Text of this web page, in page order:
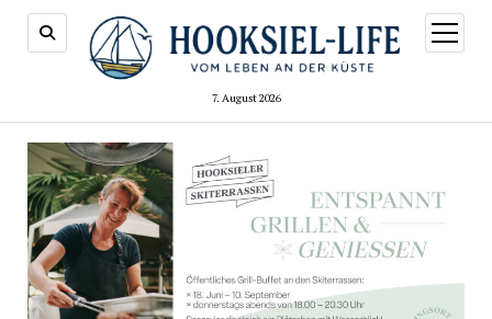
7. August 2026
Menü
öffnen